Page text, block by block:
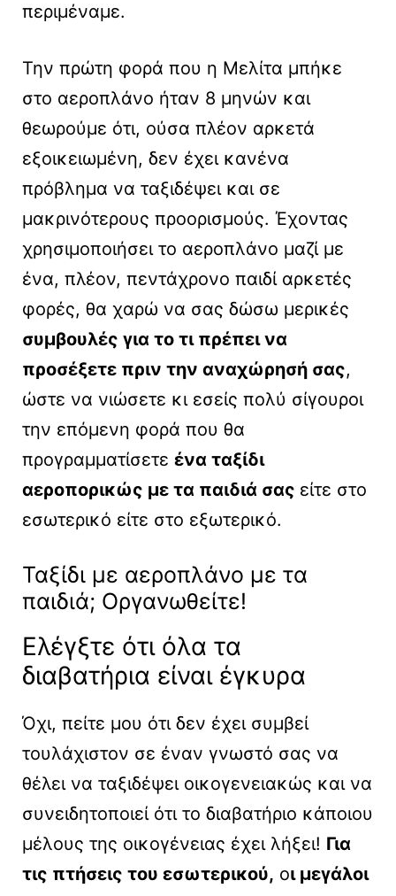
περιμέναμε.
Την πρώτη φορά που η Μελίτα μπήκε
στο αεροπλάνο ήταν 8 μηνών και
θεωρούμε ότι, ούσα πλέον αρκετά
εξοικειωμένη, δεν έχει κανένα
πρόβλημα να ταξιδέψει και σε
μακρινότερους προορισμούς. Έχοντας
χρησιμοποιήσει το αεροπλάνο μαζί με
ένα, πλέον, πεντάχρονο παιδί αρκετές
φορές, θα χαρώ να σας δώσω μερικές
συμβουλές για το τι πρέπει να
προσέξετε πριν την αναχώρησή σας,
ώστε να νιώσετε κι εσείς πολύ σίγουροι
την επόμενη φορά που θα
προγραμματίσετε ένα ταξίδι
αεροπορικώς με τα παιδιά σας είτε στο
εσωτερικό είτε στο εξωτερικό.
Ταξίδι με αεροπλάνο με τα
παιδιά; Οργανωθείτε!
Ελέγξτε ότι όλα τα
διαβατήρια είναι έγκυρα
Όχι, πείτε μου ότι δεν έχει συμβεί
τουλάχιστον σε έναν γνωστό σας να
θέλει να ταξιδέψει οικογενειακώς και να
συνειδητοποιεί ότι το διαβατήριο κάποιου
μέλους της οικογένειας έχει λήξει! Για
τις πτήσεις του εσωτερικού, οι μεγάλοι